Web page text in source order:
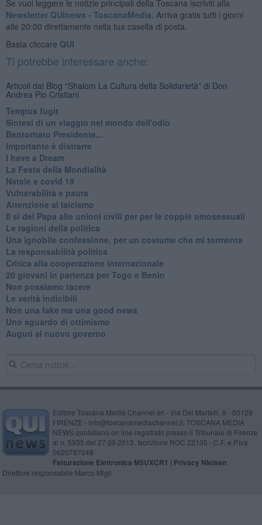
Se vuoi leggere le notizie principali della Toscana iscriviti alla
Newsletter QUInews - ToscanaMedia. Arriva gratis tutti i giorni
alle 20:00 direttamente nella tua casella di posta.
Basta cliccare QUI
Ti potrebbe interessare anche:
Articoli dal Blog “Shalom La Cultura della Solidarietà” di Don
Andrea Pio Cristiani
​Tempus fugit
​Sintesi di un viaggio nel mondo dell'odio
Bentornato Presidente...
Importante è distrarre
​I have a Dream
La Festa della Mondialità
Natale e covid 19
Vulnerabilità e paura
Attenzione al laicismo
Il si del Papa alle unioni civili per per le coppie omosessuali
Le ragioni della politica
​Una ignobile confessione, per un costume che mi tormenta
La responsabilità politica
Critica alla cooperazione internazionale
20 giovani in partenza per Togo e Benin
​Non possiamo tacere
​Le verità indicibili
Non una fake ma una good news
Uno sguardo di ottimismo
Auguri al nuovo governo
Editore Toscana Media Channel srl - Via Dei Martelli, 8 - 50129
FIRENZE - info@toscanamediachannel.it. TOSCANA MEDIA
NEWS quotidiano on line registrato presso il Tribunale di Firenze
al n. 5935 del 27.09.2013. Iscrizione ROC 22105 - C.F. e P.Iva
0620787048
Fatturazione Elettronica M5UXCR1 | Privacy Nielsen
Direttore responsabile Marco Migli